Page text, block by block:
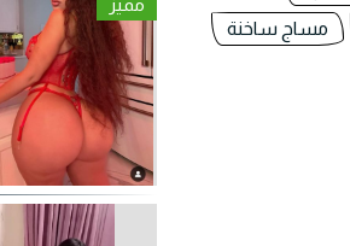
مساج ساخنة
مميز